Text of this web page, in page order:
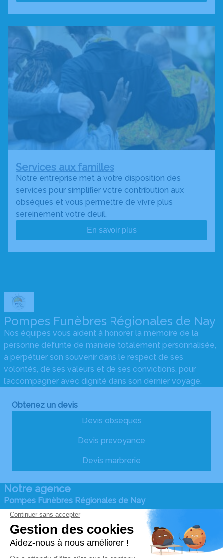
Services aux familles
Notre entreprise met à votre disposition des
services pour simplifier votre contribution aux
obsèques et vous permettre de vivre plus
sereinement votre deuil.
En savoir plus
Pompes Funèbres Régionales de Nay
Nos équipes vous aident à honorer la mémoire de la
personne défunte de manière totalement personnalisée,
à perpétuer son souvenir dans le respect de ses
volontés, de ses valeurs et de ses convictions, pour
l’accompagner avec dignité dans son dernier voyage.
Obtenez un devis
Devis obsèques
Devis prévoyance
Devis marbrerie
Notre agence
Pompes Funèbres Régionales de Nay
05 59 61 28 17
pfr.nay@orange.fr
390 Rue du commerce PAE Monplaisir - 64800 -